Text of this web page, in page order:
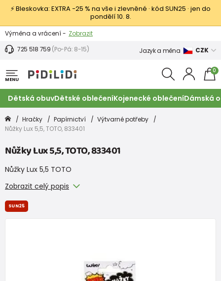
⚡ Bleskovka: EXTRA −25 % na vše i zlevněné · kód SUN25 · jen do
pondělí 10. 8.
Výměna a vrácení - Zobrazit
Sleva 100 Kč na první nákup -
725 518 759 (Po-Pá: 8-15) Jazyk a měna CZK
MENU
0
Dětská obuvDětské oblečeníKojenecké oblečeníDámská
Hračky Papírnictví
Výtvarné potřeby
Nůžky Lux 5,5, TOTO, 833401
Nůžky Lux 5,5, TOTO, 833401
Nůžky Lux 5,5 TOTO
Zobrazit celý popis
SUN25